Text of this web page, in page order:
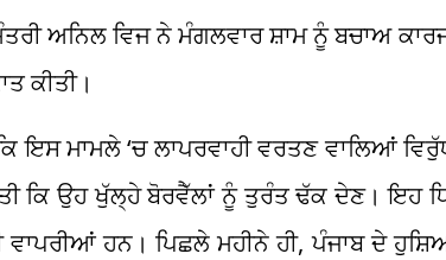
ਅਨਿਲ ਵਿਜ ਨੇ ਮੰਗਲਵਾਰ ਸ਼ਾਮ ਨੂੰ ਬਚਾਅ
ਕੀਤੀ।
ਇਸ ਮਾਮਲੇ ‘ਚ ਲਾਪਰਵਾਹੀ ਵਰਤਣ ਵਾਲਿਆਂ
ਕਿ ਉਹ ਖੁੱਲ੍ਹੇ ਬੋਰਵੈੱਲਾਂ ਨੂੰ ਤੁਰੰਤ ਢੱਕ ਦੇਣ।
ਹਨ। ਪਿਛਲੇ ਮਹੀਨੇ ਹੀ, ਪੰਜਾਬ ਦੇ